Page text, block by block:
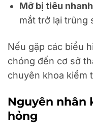
Mỡ bị tiêu
mắt trở lại trũng
Nếu gặp các biểu
chóng đến cơ sở
chuyên khoa kiểm
Nguyên nhân
hỏng